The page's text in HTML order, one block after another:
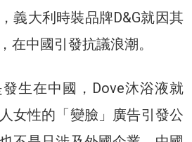
義大利時裝品牌D&G就因其
在中國引發抗議浪潮。
生在中國，Dove沐浴液就
女性的「變臉」廣告引發公